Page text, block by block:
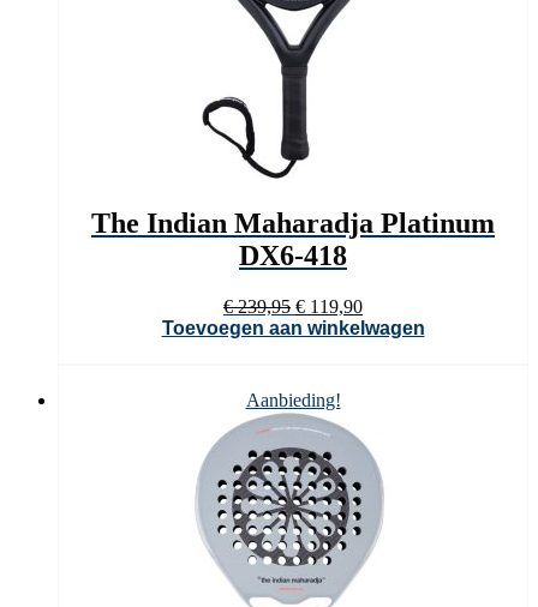
The Indian Maharadja Platinum
DX6-418
€239,95 Oorspronkelijke
prijs
€ 119,90Huidige
prijs
Toevoegen aan winkelwagen
Aanbieding!